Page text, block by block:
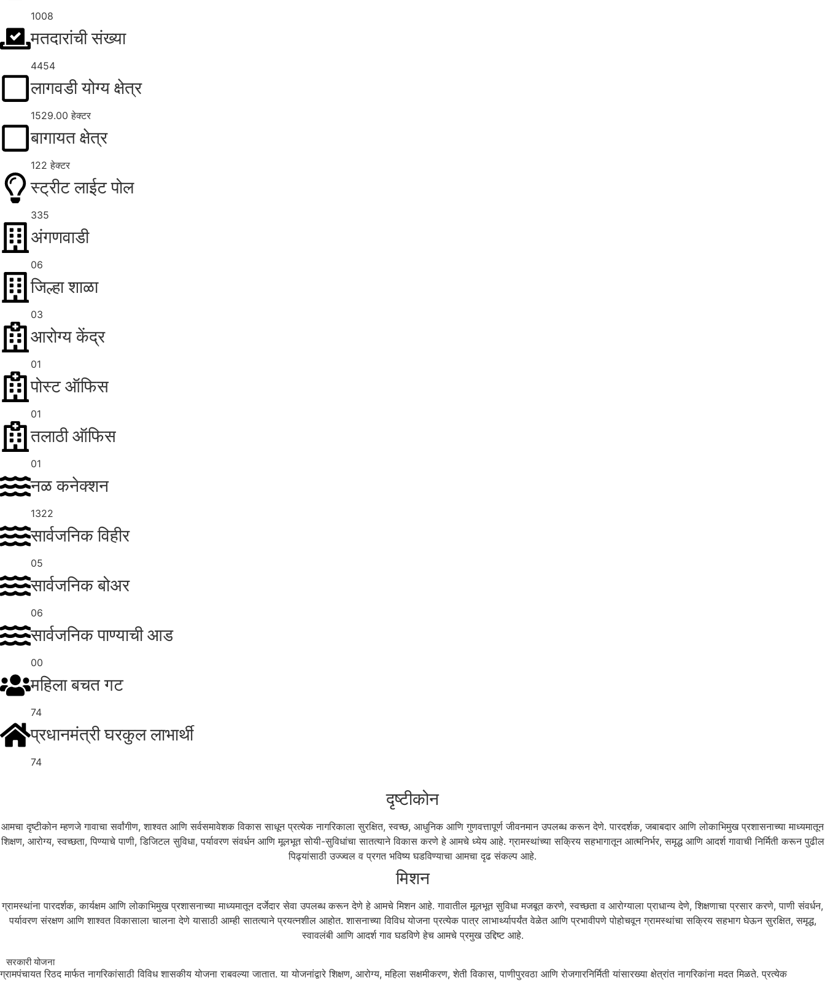
1008
मतदारांची संख्या
4454
लागवडी योग्य क्षेत्र
1529.00 हेक्टर
बागायत क्षेत्र
122 हेक्टर
स्ट्रीट लाईट पोल
335
अंगणवाडी
06
जिल्हा शाळा
03
आरोग्य केंद्र
01
पोस्ट ऑफिस
01
तलाठी ऑफिस
01
नळ कनेक्शन
1322
सार्वजनिक विहीर
05
सार्वजनिक बोअर
06
सार्वजनिक पाण्याची आड
00
महिला बचत गट
74
प्रधानमंत्री घरकुल लाभार्थी
74
दृष्टीकोन
आमचा दृष्टीकोन म्हणजे गावाचा सर्वांगीण, शाश्वत आणि सर्वसमावेशक विकास साधून प्रत्येक नागरिकाला सुरक्षित, स्वच्छ, आधुनिक आणि गुणवत्तापूर्ण जीवनमान उपलब्ध करून देणे. पारदर्शक, जबाबदार आणि लोकाभिमुख प्रशासनाच्या माध्यमातून
शिक्षण, आरोग्य, स्वच्छता, पिण्याचे पाणी, डिजिटल सुविधा, पर्यावरण संवर्धन आणि मूलभूत सोयी-सुविधांचा सातत्याने विकास करणे हे आमचे ध्येय आहे. ग्रामस्थांच्या सक्रिय सहभागातून आत्मनिर्भर, समृद्ध आणि आदर्श गावाची निर्मिती करून पुढील
पिढ्यांसाठी उज्ज्वल व प्रगत भविष्य घडविण्याचा आमचा दृढ संकल्प आहे.
मिशन
ग्रामस्थांना पारदर्शक, कार्यक्षम आणि लोकाभिमुख प्रशासनाच्या माध्यमातून दर्जेदार सेवा उपलब्ध करून देणे हे आमचे मिशन आहे. गावातील मूलभूत सुविधा मजबूत करणे, स्वच्छता व आरोग्याला प्राधान्य देणे, शिक्षणाचा प्रसार करणे, पाणी संवर्धन,
पर्यावरण संरक्षण आणि शाश्वत विकासाला चालना देणे यासाठी आम्ही सातत्याने प्रयत्नशील आहोत. शासनाच्या विविध योजना प्रत्येक पात्र लाभार्थ्यापर्यंत वेळेत आणि प्रभावीपणे पोहोचवून ग्रामस्थांचा सक्रिय सहभाग घेऊन सुरक्षित, समृद्ध,
स्वावलंबी आणि आदर्श गाव घडविणे हेच आमचे प्रमुख उद्दिष्ट आहे.
सरकारी योजना
ग्रामपंचायत रिठद मार्फत नागरिकांसाठी विविध शासकीय योजना राबवल्या जातात. या योजनांद्वारे शिक्षण, आरोग्य, महिला सक्षमीकरण, शेती विकास, पाणीपुरवठा आणि रोजगारनिर्मिती यांसारख्या क्षेत्रांत नागरिकांना मदत मिळते. प्रत्येक